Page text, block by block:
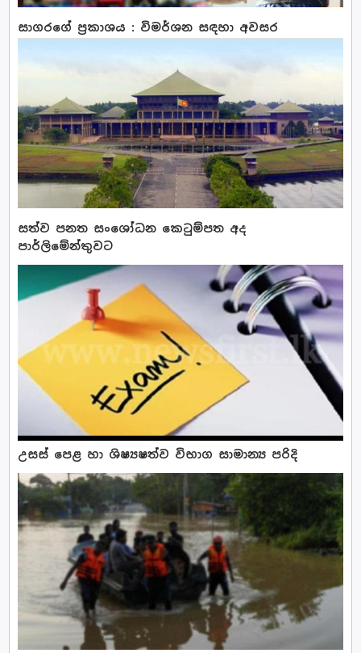
සාගරගේ ප්‍රකාශය : විමර්ශන සඳහා අවසර
සත්ව පනත සංශෝධන කෙටුම්පත අද
පාර්ලිමේන්තුවට
උසස් පෙළ හා ශිෂ්‍යෂත්ව විභාග සාමාන්‍ය පරිදි